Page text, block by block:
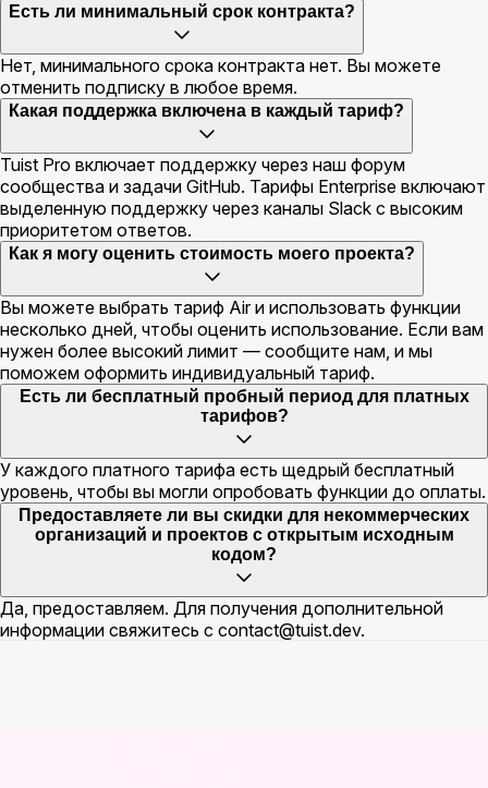
Есть ли минимальный срок контракта?
Нет, минимального срока контракта нет. Вы можете
отменить подписку в любое время.
Какая поддержка включена в каждый тариф?
Tuist Pro включает поддержку через наш форум
сообщества и задачи GitHub. Тарифы Enterprise включают
выделенную поддержку через каналы Slack с высоким
приоритетом ответов.
Как я могу оценить стоимость моего проекта?
Вы можете выбрать тариф Air и использовать функции
несколько дней, чтобы оценить использование. Если вам
нужен более высокий лимит — сообщите нам, и мы
поможем оформить индивидуальный тариф.
Есть ли бесплатный пробный период для платных
тарифов?
У каждого платного тарифа есть щедрый бесплатный
уровень, чтобы вы могли опробовать функции до оплаты.
Предоставляете ли вы скидки для некоммерческих
организаций и проектов с открытым исходным
кодом?
Да, предоставляем. Для получения дополнительной
информации свяжитесь с contact@tuist.dev.